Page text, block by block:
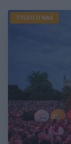
TYLKO U NAS